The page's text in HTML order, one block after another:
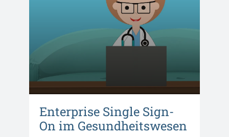
Enterprise Single Sign-
On im Gesundheitswesen